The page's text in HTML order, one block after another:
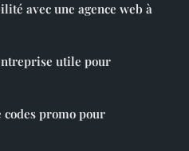
avec une agence web à
utile pour
promo pour